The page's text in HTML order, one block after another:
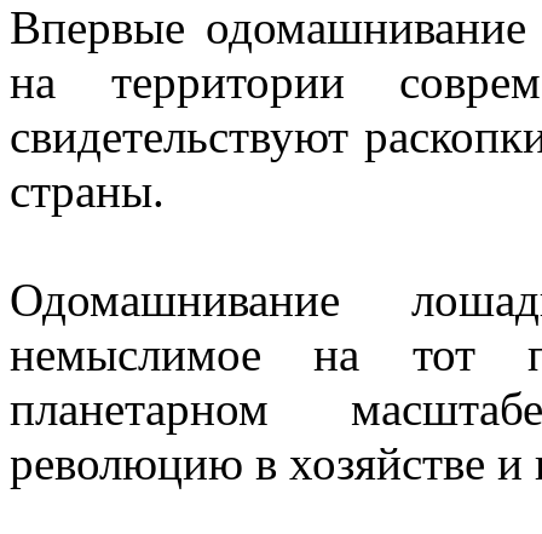
Впервые
на территории
свидетельствуют
страны.
Одомашнивание
немыслимое на тот
планетарном
революцию в хозяйстве и